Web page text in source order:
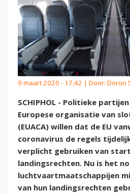
9 maart 2020 - 17:42 | Door: Doron
SCHIPHOL - Politieke
Europese organisatie van
(EUACA) willen dat de EU
coronavirus de regels
verplicht gebruiken van
landingsrechten. Nu is het
luchtvaartmaatschappijen
van hun landingsrechten